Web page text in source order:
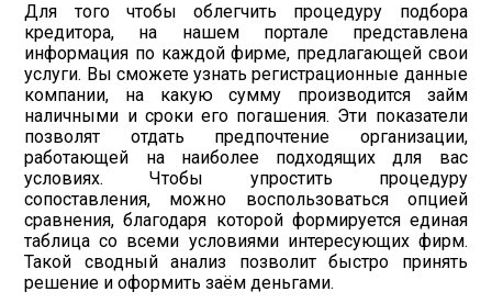
Для того чтобы облегчить процедуру подбора
кредитора, на нашем портале представлена
информация по каждой фирме, предлагающей свои
услуги. Вы сможете узнать регистрационные данные
компании, на какую сумму производится займ
наличными и сроки его погашения. Эти показатели
позволят отдать предпочтение организации,
работающей на наиболее подходящих для вас
условиях. Чтобы упростить процедуру
сопоставления, можно воспользоваться опцией
сравнения, благодаря которой формируется единая
таблица со всеми условиями интересующих фирм.
Такой сводный анализ позволит быстро принять
решение и оформить заём деньгами.